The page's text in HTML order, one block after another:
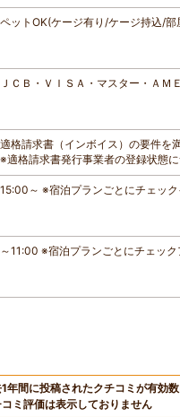
ペットOK(ケージ有り/ケージ持込/部
ＪＣＢ・ＶＩＳＡ・マスター・ＡＭ
適格請求書（インボイス）の要件を
※適格請求書発行事業者の登録状態
15:00～ ※宿泊プランごとにチェッ
～11:00 ※宿泊プランごとにチェッ
年間に投稿されたクチコミが有効
コミ評価は表示しておりません